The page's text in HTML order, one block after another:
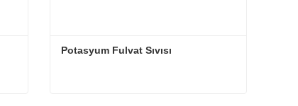
Potasyum Fulvat Sıvısı